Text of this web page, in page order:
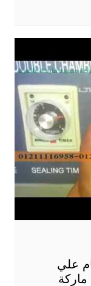
علي
ماكينة فاكيوم حجرتين كود 603 ماركة